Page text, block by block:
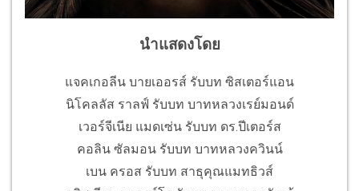
นำแสดงโดย
แจคเกอลีน บายเออรส์ รับบท ซิสเตอร์แอน
นิโคลลัส ราลฟ์ รับบท บาทหลวงเรย์มอนด์
เวอร์จีเนีย แมดเซ่น รับบท ดร.ปีเตอร์ส
คอลิน ซัลมอน รับบท บาทหลวงควินน์
เบน ครอส รับบท สาธุคุณแมทธิวส์